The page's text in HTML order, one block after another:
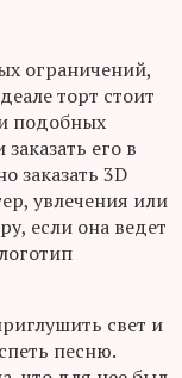
ограничений,
торт стоит
подобных
его в
заказать 3D
увлечения или
если она ведет
свет и
песню.